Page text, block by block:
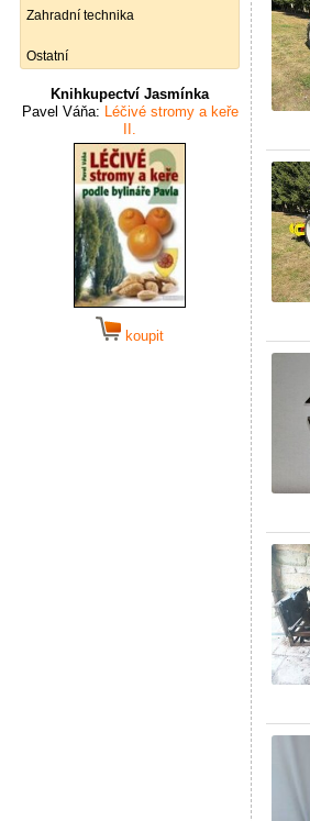
Zahradní technika
Ostatní
Knihkupectví Jasmínka
Pavel Váňa: Léčivé stromy a keře
II.
koupit